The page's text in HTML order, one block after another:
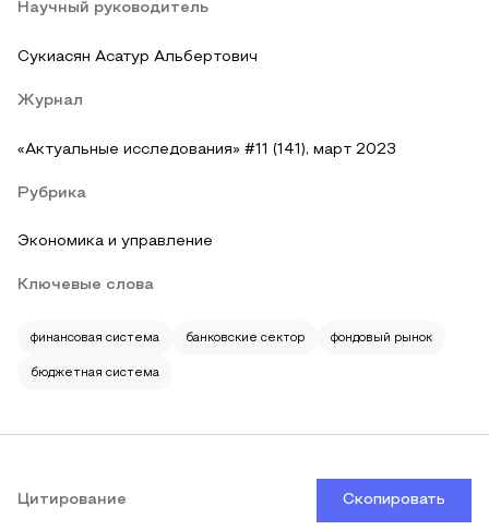
Научный руководитель
Сукиасян Асатур Альбертович
Журнал
«Актуальные исследования» #11 (141), март 2023
Рубрика
Экономика и управление
Ключевые слова
финансовая система банковские сектор фондовый рынок
бюджетная система
Цитирование Скопировать